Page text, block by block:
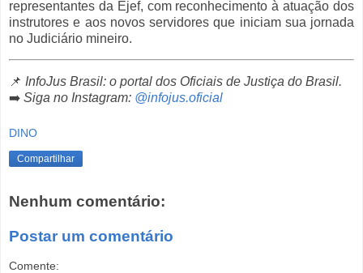
representantes da Ejef, com reconhecimento à atuação dos
instrutores e aos novos servidores que iniciam sua jornada
no Judiciário mineiro.
📌 InfoJus Brasil: o portal dos Oficiais de Justiça do Brasil.
➡️ Siga no Instagram: @infojus.oficial
DINO
Compartilhar
Nenhum comentário:
Postar um comentário
Comente: